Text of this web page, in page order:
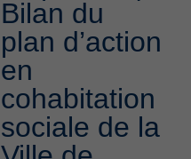
Bilan du
plan d’action
en
cohabitation
sociale de la